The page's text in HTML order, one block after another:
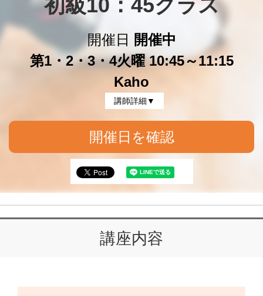
初級10：45クラス
開催日
開催中
第1・2・3・4火曜 10:45～11:15
Kaho
講師詳細▼
開催日を確認
講座内容